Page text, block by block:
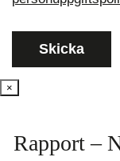
×
Rapport –